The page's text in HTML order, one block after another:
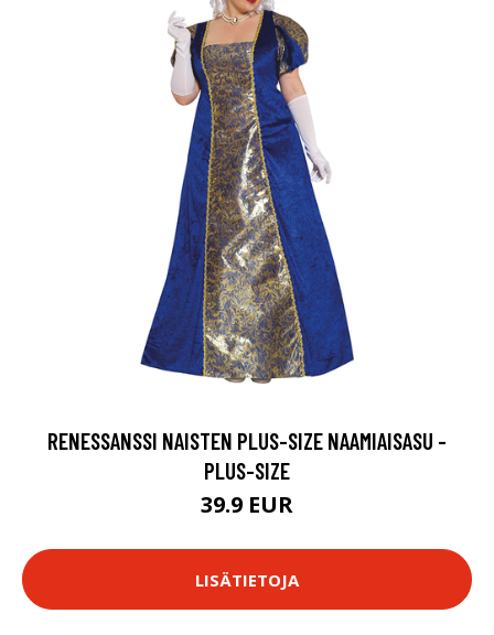
RENESSANSSI NAISTEN PLUS-SIZE NAAMIAISASU -
PLUS-SIZE
39.9 EUR
LISÄTIETOJA